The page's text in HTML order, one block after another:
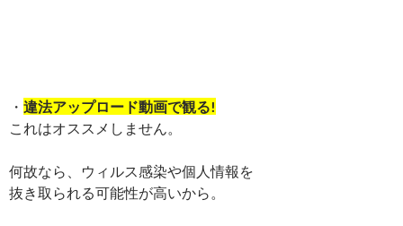
・ 違法アップロード動画で観る!
これはオススメしません。
何故なら、ウィルス感染や個人情報を
抜き取られる可能性が高いから。